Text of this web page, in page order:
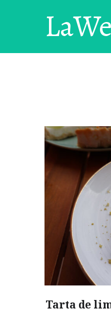
Tarta de